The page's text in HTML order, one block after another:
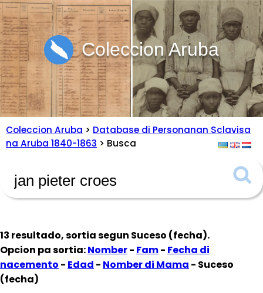
Coleccion Aruba
Coleccion Aruba > Database di Personanan Sclavisa
na Aruba 1840-1863 > Busca
13 resultado, sortia segun Suceso (fecha).
Opcion pa sortia:Nomber- Fam- Fecha di
nacemento - Edad - Nomber di Mama - Suceso
(fecha)